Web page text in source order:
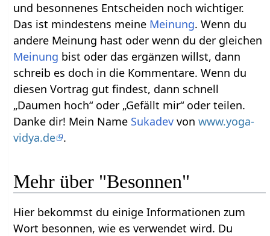
und besonnenes Entscheiden noch wichtiger.
Das ist mindestens meine Meinung. Wenn du
andere Meinung hast oder wenn du der gleichen
Meinung bist oder das ergänzen willst, dann
schreib es doch in die Kommentare. Wenn du
diesen Vortrag gut findest, dann schnell
„Daumen hoch“ oder „Gefällt mir“ oder teilen.
Danke dir! Mein Name Sukadev vonwww.yoga-
vidya.de .
Mehr über "Besonnen"
Hier bekommst du einige Informationen zum
Wort besonnen, wie es verwendet wird. Du